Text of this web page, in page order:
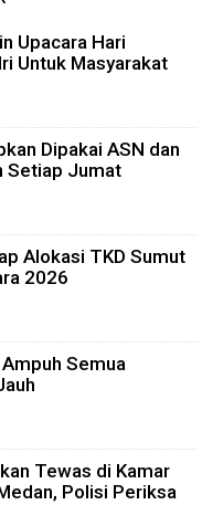
Upacara Hari
Untuk Masyarakat
Dipakai ASN dan
Setiap Jumat
Alokasi TKD Sumut
2026
Semua
Tewas di Kamar
Polisi Periksa